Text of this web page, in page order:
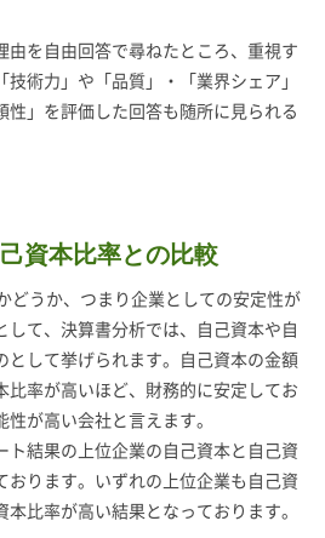
を自由回答で尋ねたところ、重視す
技術力」や「品質」・「業界シェア」
性」を評価した回答も随所に見られる
資本比率との比較
うか、つまり企業としての安定性が
して、決算書分析では、自己資本や自
として挙げられます。自己資本の金額
比率が高いほど、財務的に安定してお
性が高い会社と言えます。
結果の上位企業の自己資本と自己資
おります。いずれの上位企業も自己資
比率が高い結果となっております。